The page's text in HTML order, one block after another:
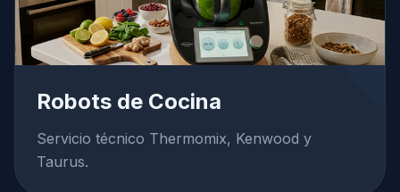
Robots de Cocina
Servicio técnico Thermomix, Kenwood y
Taurus.